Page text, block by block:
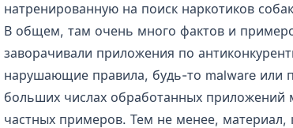
натренированную на поиск наркотиков
В общем, там очень много фактов и
заворачивали приложения по
нарушающие правила, будь-то malware или
больших числах обработанных приложений
частных примеров. Тем не менее, материал,